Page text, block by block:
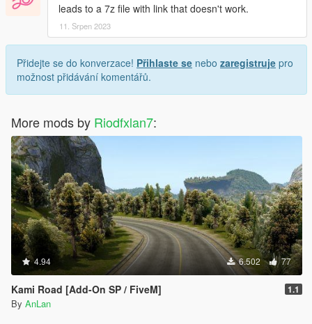
leads to a 7z file with link that doesn't work.
11. Srpen 2023
Přidejte se do konverzace! Přihlaste se nebo zaregistruje pro
možnost přidávání komentářů.
More mods by Riodfxlan7:
4.94 6.502 77
Kami Road [Add-On SP / FiveM] 1.1
By AnLan